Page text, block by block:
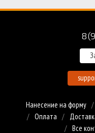
8
Нанесение на форму
Оплата
Все